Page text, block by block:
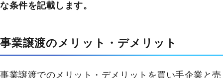
な条件を記載します。
事業譲渡のメリット・デメリット
事業譲渡でのメリット・デメリットを買い手企業と売